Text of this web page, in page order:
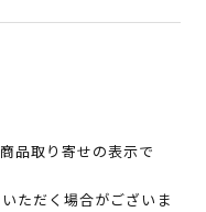
品取り寄せの表示で
ただく場合がございま